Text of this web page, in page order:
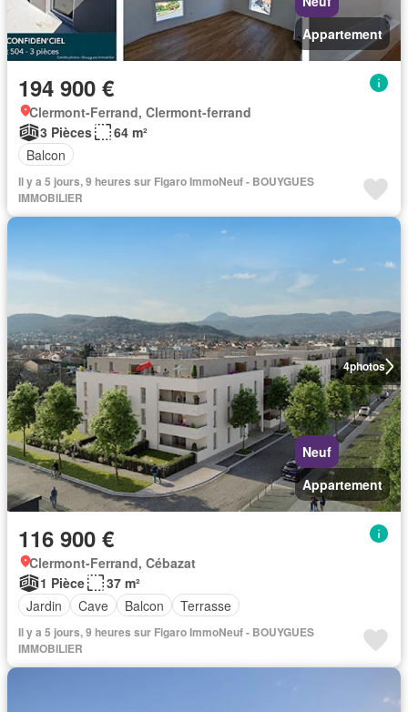
Appartement
194 900 €
Clermont-Ferrand, Clermont-ferrand
3 Pièces
64 m²
Balcon
Il y a 5 jours, 9 heures sur Figaro ImmoNeuf - BOUYGUES
IMMOBILIER
4photos
Neuf
Appartement
116 900 €
Clermont-Ferrand, Cébazat
1 Pièce
37 m²
Jardin
Cave Balcon Terrasse
Il y a 5 jours, 9 heures sur Figaro ImmoNeuf - BOUYGUES
IMMOBILIER